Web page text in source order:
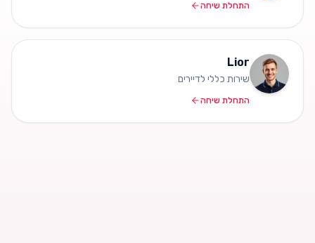
התחלת שיחה
Lior
שירות כללי לדיירים
התחלת שיחה